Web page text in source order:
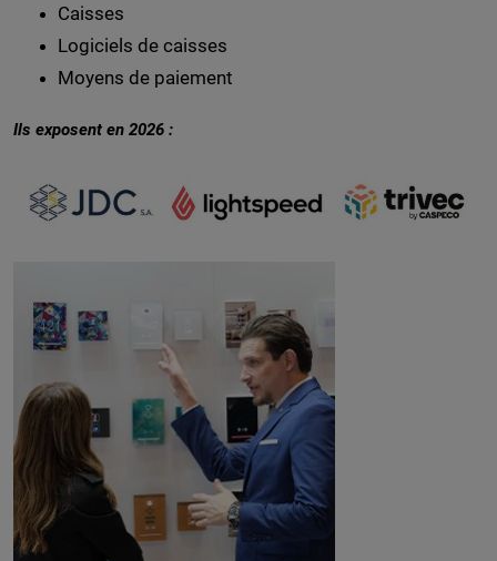
Caisses
Logiciels de caisses
Moyens de paiement
Ils exposent en 2026 :